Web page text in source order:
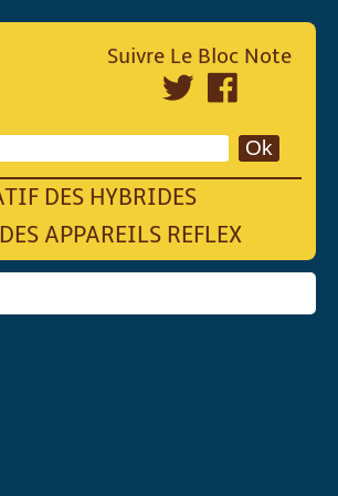
DES HYBRIDES
APPAREILS REFLEX
Suivre Le Bloc Note